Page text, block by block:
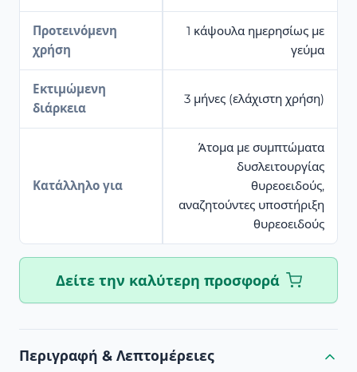
Προτεινόμενη
χρήση
1 κάψουλα ημερησίως με
γεύμα
Εκτιμώμενη
διάρκεια
3 μήνες (ελάχιστη χρήση)
Κατάλληλο για
Άτομα με συμπτώματα
δυσλειτουργίας
θυρεοειδούς,
αναζητούντες υποστήριξη
θυρεοειδούς
Δείτε την καλύτερη προσφορά
Περιγραφή & Λεπτομέρειες